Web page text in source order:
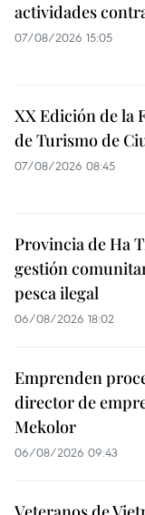
actividades
07/08/2026 15:05
XX Edición de la
de Turismo de
07/08/2026 08:45
Provincia de Ha
gestión
pesca ilegal
06/08/2026 18:02
Emprenden
director de
Mekolor
06/08/2026 09:43